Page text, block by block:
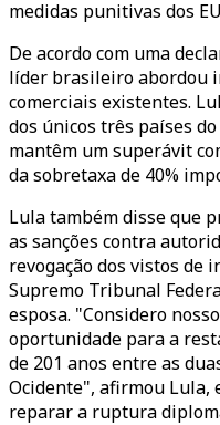
medidas punitivas dos
De acordo com uma
líder brasileiro abordou
comerciais existentes.
dos únicos três países do
mantêm um superávit
da sobretaxa de 40%
Lula também disse que
as sanções contra
revogação dos vistos de
Supremo Tribunal
esposa. "Considero
oportunidade para a
de 201 anos entre as
Ocidente", afirmou Lula,
reparar a ruptura